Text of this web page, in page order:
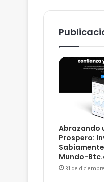
Abrazando
Prospero:
Mundo-
31 de